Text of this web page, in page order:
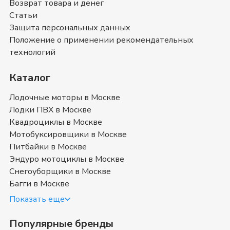
вы можете ознакомиться с отзывами покупателей на
Снегоуборщики Кратон
Снегоуборщики Кратон- магазин в
Москве
(499) 117-00-53
удовольствием ответим на все интересующие
вопросы о покупке товаров в категории
Снегоуборщики Кратон
Московская область
Купить снегоуборщик Кратон в
Москве
Снегоуборочные машины (снегоочиститель,
снегоуборочник) Кратон — техника, приспособленная для
(измельчение и выброс). Различают профессиональные и
Возврат товара и денег
Статьи
Защита персональных данных
Положение о применении рекомендательных
технологий
Каталог
Лодочные моторы в Москве
Лодки ПВХ в Москве
Квадроциклы в Москве
Мотобуксировщики в Москве
Питбайки в Москве
Эндуро мотоциклы в Москве
Снегоуборщики в Москве
Багги в Москве
Показать еще
Популярные бренды